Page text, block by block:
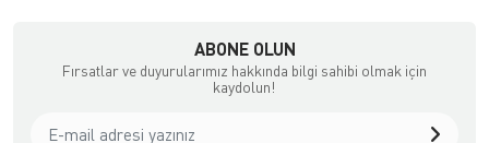
ABONE OLUN
Fırsatlar ve duyurularımız hakkında bilgi sahibi olmak için
kaydolun!